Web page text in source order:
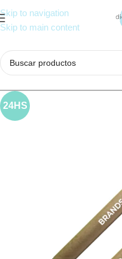
Skip to navigation
Skip to main content
24HS